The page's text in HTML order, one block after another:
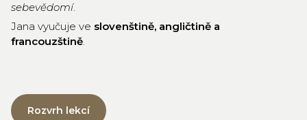
sebevědomí.
Jana vyučuje ve slovenštině, angličtině a
francouzštině.
Rozvrh lekcí